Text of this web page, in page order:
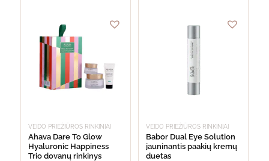
VEIDO PRIEŽIŪROS RINKINIAI
Ahava Dare To Glow
Hyaluronic Happiness
Trio dovanų rinkinys
VEIDO PRIEŽIŪROS RINKINIAI
Babor Dual Eye Solution
jauninantis paakių kremų
duetas